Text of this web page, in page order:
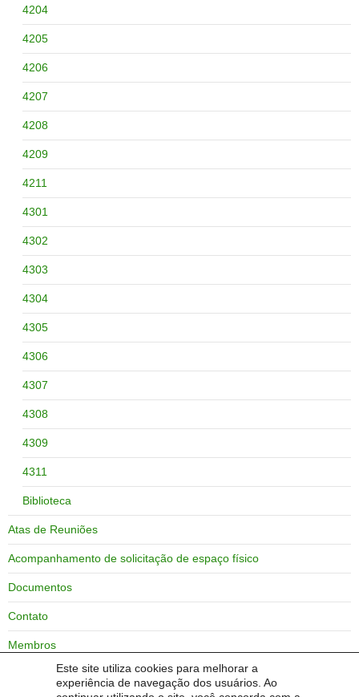
Este site utiliza cookies para melhorar a
experiência de navegação dos usuários. Ao
4204
4205
4206
4207
4208
4209
4211
4301
4302
4303
4304
4305
4306
4307
4308
4309
4311
Biblioteca
Atas de Reuniões
Acompanhamento de solicitação de espaço físico
Documentos
Contato
Membros
Zoneamento do campus Bagé